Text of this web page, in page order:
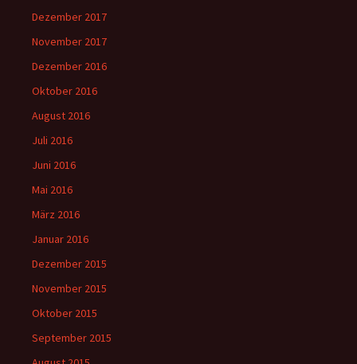
Dezember 2017
November 2017
Dezember 2016
Oktober 2016
August 2016
Juli 2016
Juni 2016
Mai 2016
März 2016
Januar 2016
Dezember 2015
November 2015
Oktober 2015
September 2015